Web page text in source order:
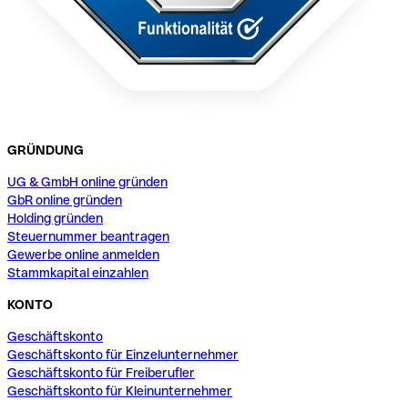
GRÜNDUNG
UG & GmbH online gründen
GbR online gründen
Holding gründen
Steuernummer beantragen
Gewerbe online anmelden
Stammkapital einzahlen
KONTO
Geschäftskonto
Geschäftskonto für Einzelunternehmer
Geschäftskonto für Freiberufler
Geschäftskonto für Kleinunternehmer